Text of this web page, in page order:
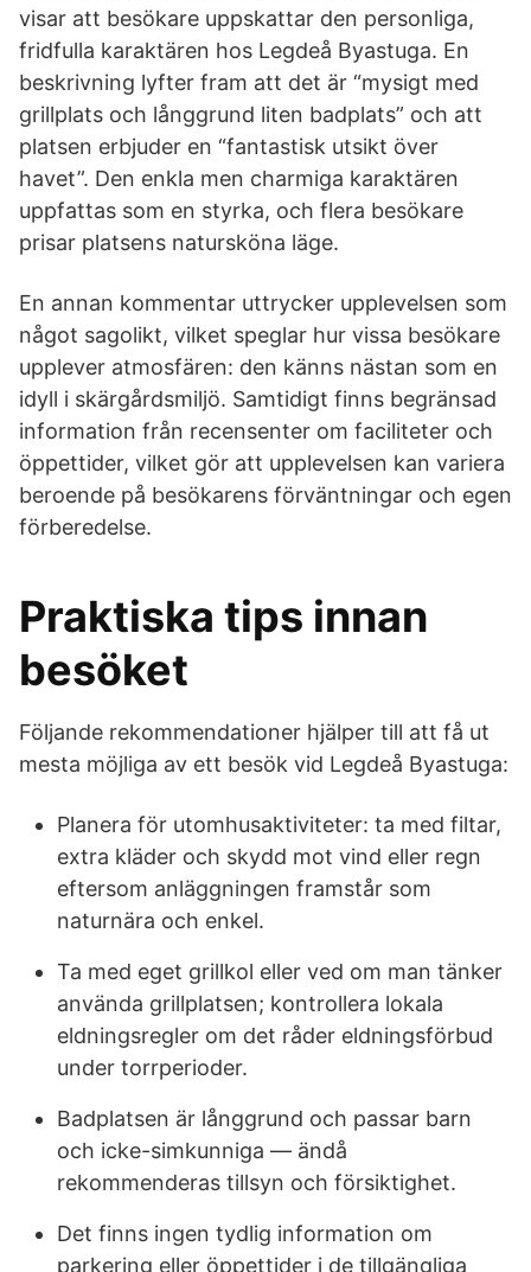
visar att besökare uppskattar den personliga,
fridfulla karaktären hos Legdeå Byastuga. En
beskrivning lyfter fram att det är “mysigt med
grillplats och långgrund liten badplats” och att
platsen erbjuder en “fantastisk utsikt över
havet”. Den enkla men charmiga karaktären
uppfattas som en styrka, och flera besökare
prisar platsens natursköna läge.
En annan kommentar uttrycker upplevelsen som
något sagolikt, vilket speglar hur vissa besökare
upplever atmosfären: den känns nästan som en
idyll i skärgårdsmiljö. Samtidigt finns begränsad
information från recensenter om faciliteter och
öppettider, vilket gör att upplevelsen kan variera
beroende på besökarens förväntningar och egen
förberedelse.
Praktiska tips innan
besöket
Följande rekommendationer hjälper till att få ut
mesta möjliga av ett besök vid Legdeå Byastuga:
Planera för utomhusaktiviteter: ta med filtar,
extra kläder och skydd mot vind eller regn
eftersom anläggningen framstår som
naturnära och enkel.
Ta med eget grillkol eller ved om man tänker
använda grillplatsen; kontrollera lokala
eldningsregler om det råder eldningsförbud
under torrperioder.
Badplatsen är långgrund och passar barn
och icke-simkunniga — ändå
rekommenderas tillsyn och försiktighet.
Det finns ingen tydlig information om
parkering eller öppettider i de tillgängliga